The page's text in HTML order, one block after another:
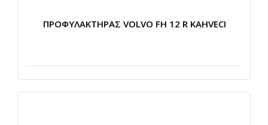
ΠΡΟΦΥΛΑΚΤΗΡΑΣ VOLVO FH 12 R KAHVECI